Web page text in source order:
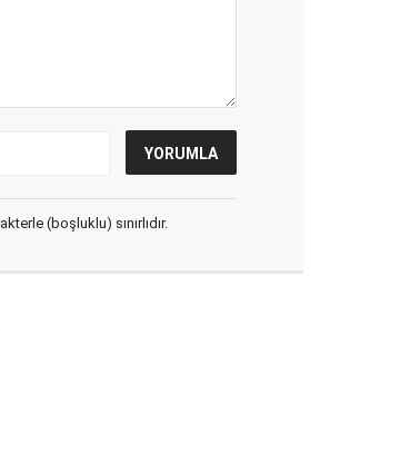
(boşluklu) sınırlıdır.